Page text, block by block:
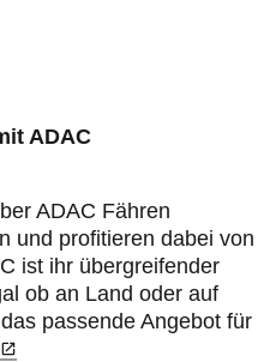
ADAC
ADAC Fähren
und profitieren dabei von
ist ihr übergreifender
ob an Land oder auf
passende Angebot für